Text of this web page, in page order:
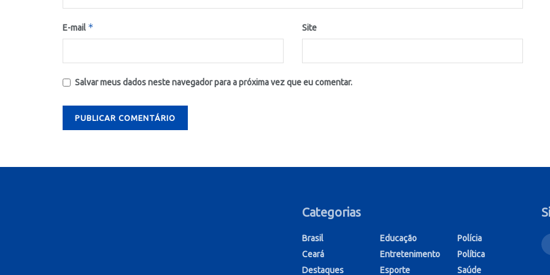
E-mail * Site
Salvar meus dados neste navegador para a próxima vez que eu comentar.
Categorias
Brasil
Ceará
Destaques
Educação
Entretenimento
Esporte
Polícia
Política
Saúde